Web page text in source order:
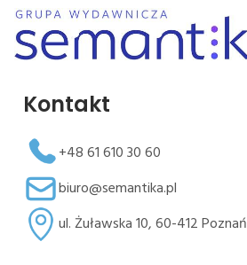
Kontakt
+48 61 610 30 60
biuro@semantika.pl
ul. Żuławska 10, 60-412 Poznań